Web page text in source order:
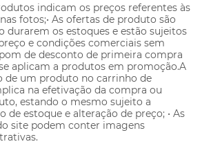
indicam os preços referentes às
fotos;• As ofertas de produto são
durarem os estoques e estão sujeitos
e condições comerciais sem
de desconto de primeira compra
aplicam a produtos em promoção.A
de um produto no carrinho de
na efetivação da compra ou
estando o mesmo sujeito a
de estoque e alteração de preço; • As
site podem conter imagens